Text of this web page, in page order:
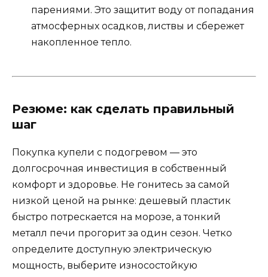
парениями. Это защитит воду от попадания
атмосферных осадков, листвы и сбережет
накопленное тепло.
Резюме: как сделать правильный
шаг
Покупка купели с подогревом — это
долгосрочная инвестиция в собственный
комфорт и здоровье. Не гонитесь за самой
низкой ценой на рынке: дешевый пластик
быстро потрескается на морозе, а тонкий
металл печи прогорит за один сезон. Четко
определите доступную электрическую
мощность, выберите износостойкую